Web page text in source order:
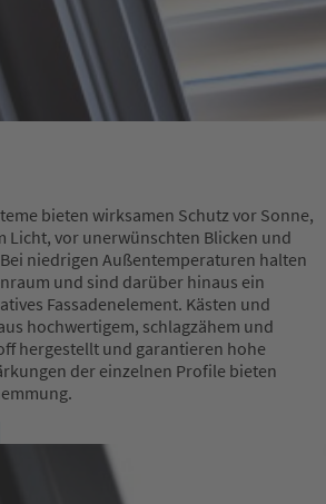
bieten wirksamen Schutz vor Sonne,
Licht, vor unerwünschten Blicken und
niedrigen Außentemperaturen halten
und sind darüber hinaus ein
Fassadenelement. Kästen und
hochwertigem, schlagzähem und
hergestellt und garantieren hohe
der einzelnen Profile bieten